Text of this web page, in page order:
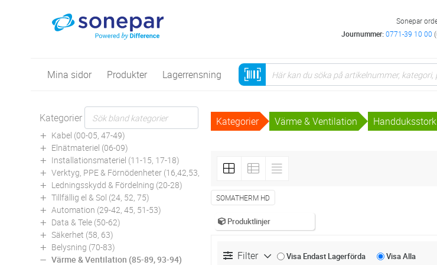
Sonepar
Journummer:0771-39 10 00
Mina sidor Produkter Lagerrensning
Kategorier
Kabel (00-05, 47-49)
Elnätmateriel (06-09)
Installationsmateriel (11-15, 17-18)
Verktyg, PPE & Förnödenheter (16,42,53,94)
Ledningsskydd & Fördelning (20-28)
Tillfällig el & Sol (24, 52, 75)
Automation (29-42, 45, 51-53)
Data & Tele (50-62)
Säkerhet (58, 63)
Belysning (70-83)
Värme & Ventilation (85-89, 93-94)
Kategorier Värme & Ventilation Handduksstork
SOMATHERM HD
Produktlinjer
Filter Visa Endast Lagerförda VisaAlla